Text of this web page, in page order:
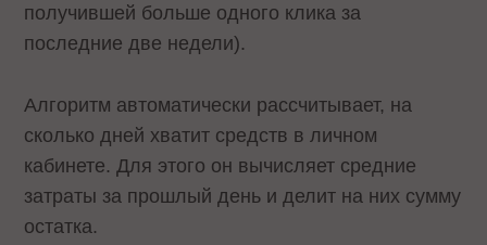
получившей больше одного клика за
последние две недели).
Алгоритм автоматически рассчитывает, на
сколько дней хватит средств в личном
кабинете. Для этого он вычисляет средние
затраты за прошлый день и делит на них сумму
остатка.